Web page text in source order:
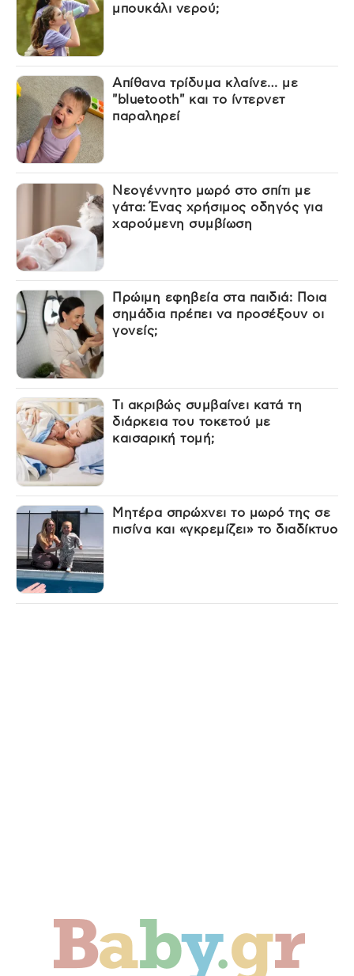
μπουκάλι νερού;
Απίθανα τρίδυμα κλαίνε… με
"bluetooth" και το ίντερνετ
παραληρεί
Νεογέννητο μωρό στο σπίτι με
γάτα: Ένας χρήσιμος οδηγός για
χαρούμενη συμβίωση
Πρώιμη εφηβεία στα παιδιά: Ποια
σημάδια πρέπει να προσέξουν οι
γονείς;
Τι ακριβώς συμβαίνει κατά τη
διάρκεια του τοκετού με
καισαρική τομή;
Μητέρα σπρώχνει το μωρό της σε
πισίνα και «γκρεμίζει» το διαδίκτυο